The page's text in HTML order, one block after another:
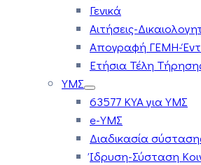
Γενικά
Αιτήσεις-
Απογραφή ΓΕΜΗ-
Ετήσια Τέλη
ΥΜΣ
63577 ΚΥΑ για ΥΜΣ
e-ΥΜΣ
Διαδικασία
Ίδρυση-Σύσταση